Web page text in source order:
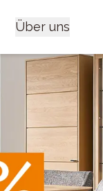
Über uns